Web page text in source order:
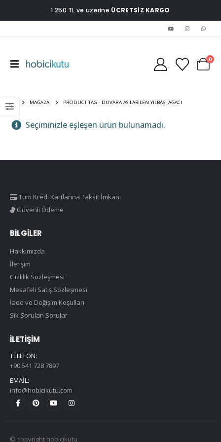
1.250 TL ve üzerine ÜCRETSİZ KARGO
0
EV MAĞAZA PRODUCT TAG - DUVARA ASILABILEN YILBAŞI AĞACI
Seçiminizle eşleşen ürün bulunamadı.
Tüm Kredi Kartlarına Taksit İmkanı
Güvenli Ödeme
BILGILER
Hakkımızda
İletişim
Gizlilik Sözleşmesi
Mesafeli Satış Sözleşmesi
İade ve Değişim Koşulları
Sık Sorulan Sorular
İLETIŞIM
TELEFON:
+90 541 728 7897
EMAIL:
info@hobicikutu.com
© copyright hobicikutu